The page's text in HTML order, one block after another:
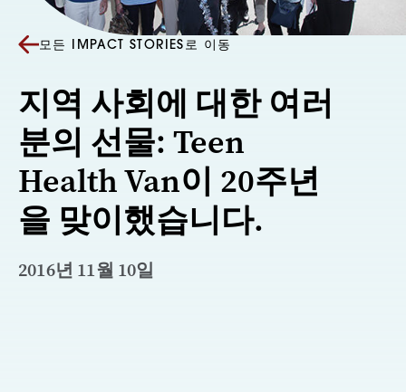
모든 IMPACT STORIES로 이동
지역 사회에 대한 여러
분의 선물: Teen
Health Van이 20주년
을 맞이했습니다.
2016년 11월 10일